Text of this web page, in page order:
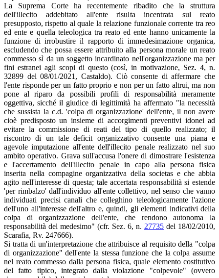
La Suprema Corte ha recentemente ribadito che la struttura
dell'illecito addebitato all'ente risulta incentrata sul reato
presupposto, rispetto al quale la relazione funzionale corrente tra reo
ed ente e quella teleologica tra reato ed ente hanno unicamente la
funzione di irrobustire il rapporto di immedesimazione organica,
escludendo che possa essere attribuito alla persona morale un reato
commesso sì da un soggetto incardinato nell'organizzazione ma per
fini estranei agli scopi di questo (così, in motivazione, Sez. 4, n.
32899 del 08/01/2021, Castaldo). Ciò consente di affermare che
l'ente risponde per un fatto proprio e non per un fatto altrui, ma non
pone al riparo da possibili profili di responsabilità meramente
oggettiva, sicché il giudice di legittimità ha affermato "la necessità
che sussista la c.d. 'colpa di organizzazione' dell'ente, il non avere
cioè predisposto un insieme di accorgimenti preventivi idonei ad
evitare la commissione di reati del tipo di quello realizzato; il
riscontro di un tale deficit organizzativo consente una piana e
agevole imputazione all'ente dell'illecito penale realizzato nel suo
ambito operativo. Grava sull'accusa l'onere di dimostrare l'esistenza
e l'accertamento dell'illecito penale in capo alla persona fisica
inserita nella compagine organizzativa della societas e che abbia
agito nell'interesse di questa; tale accertata responsabilità si estende
'per rimbalzo' dall'individuo all'ente collettivo, nel senso che vanno
individuati precisi canali che colleghino teleologicamente l'azione
dell'uno all'interesse dell'altro e, quindi, gli elementi indicativi della
colpa di organizzazione dell'ente, che rendono autonoma la
responsabilità del medesimo" (cfr. Sez. 6, n. 27735 del 18/02/2010,
Scarafia, Rv. 247666).
Si tratta di un'interpretazione che attribuisce al requisito della "colpa
di organizzazione" dell'ente la stessa funzione che la colpa assume
nel reato commesso dalla persona fisica, quale elemento costitutivo
del fatto tipico, integrato dalla violazione "colpevole" (ovvero